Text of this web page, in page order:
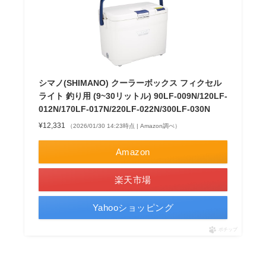
シマノ(SHIMANO) クーラーボックス フィクセル
ライト 釣り用 (9~30リットル) 90LF-009N/120LF-
012N/170LF-017N/220LF-022N/300LF-030N
¥12,331 （2026/01/30 14:23時点 | Amazon調べ）
Amazon
楽天市場
Yahooショッピング
ポチップ